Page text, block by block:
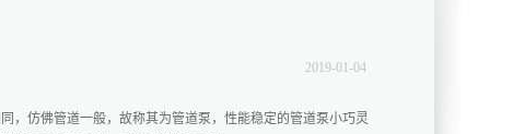
会更加方便，如果没有校正好就要先做校正，然后将底座放在基
量关系而损坏了水泵。而且，安装的时候，还要将地脚螺栓拧
，仿佛管道一般，故称其为管道泵，性能稳定的管道泵小巧灵
2019-01 -04